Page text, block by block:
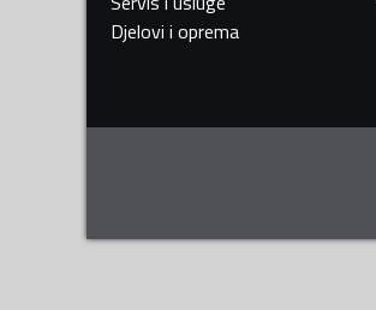
Djelovi i oprema